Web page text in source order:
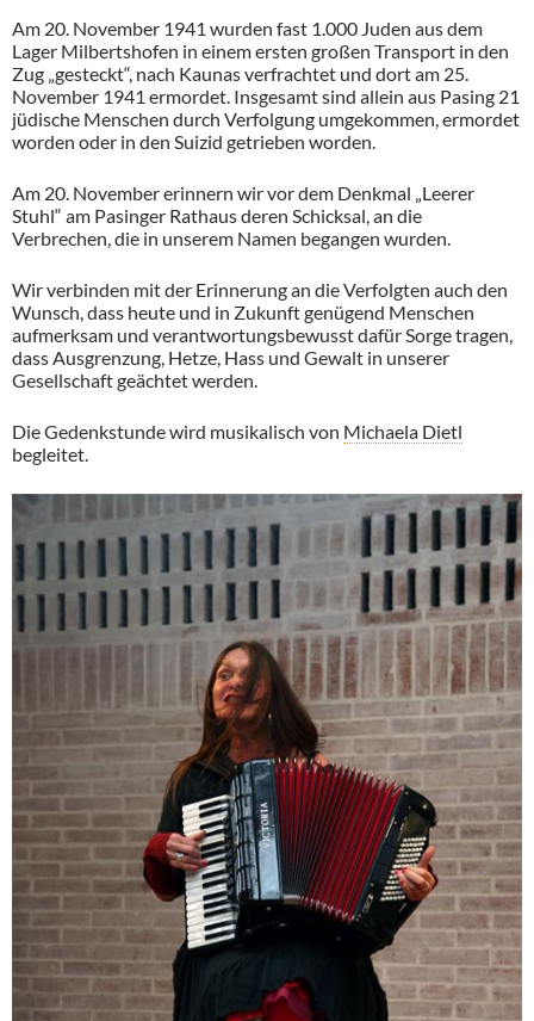
Am 20. November 1941 wurden fast 1.000 Juden aus dem
Lager Milbertshofen in einem ersten großen Transport in den
Zug „gesteckt“, nach Kaunas verfrachtet und dort am 25.
November 1941 ermordet. Insgesamt sind allein aus Pasing 21
jüdische Menschen durch Verfolgung umgekommen, ermordet
worden oder in den Suizid getrieben worden.
Am 20. November erinnern wir vor dem Denkmal „Leerer
Stuhl“ am Pasinger Rathaus deren Schicksal, an die
Verbrechen, die in unserem Namen begangen wurden.
Wir verbinden mit der Erinnerung an die Verfolgten auch den
Wunsch, dass heute und in Zukunft genügend Menschen
aufmerksam und verantwortungsbewusst dafür Sorge tragen,
dass Ausgrenzung, Hetze, Hass und Gewalt in unserer
Gesellschaft geächtet werden.
Die Gedenkstunde wird musikalisch von Michaela Dietl
begleitet.